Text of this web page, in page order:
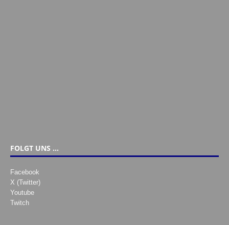
FOLGT UNS …
Facebook
X (Twitter)
Youtube
Twitch